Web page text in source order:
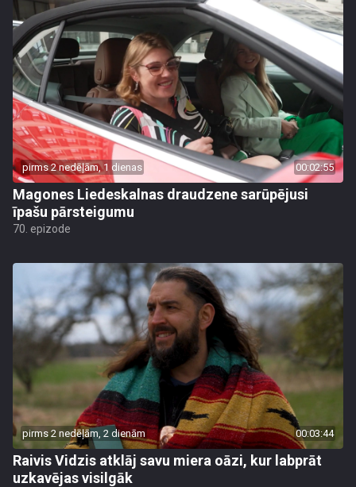
pirms 2 nedēļām, 1 dienas 00:02:55
Magones Liedeskalnas draudzene sarūpējusi
īpašu pārsteigumu
70. epizode
pirms 2 nedēļām, 2 dienām 00:03:44
Raivis Vidzis atklāj savu miera oāzi, kur labprāt
uzkavējas visilgāk